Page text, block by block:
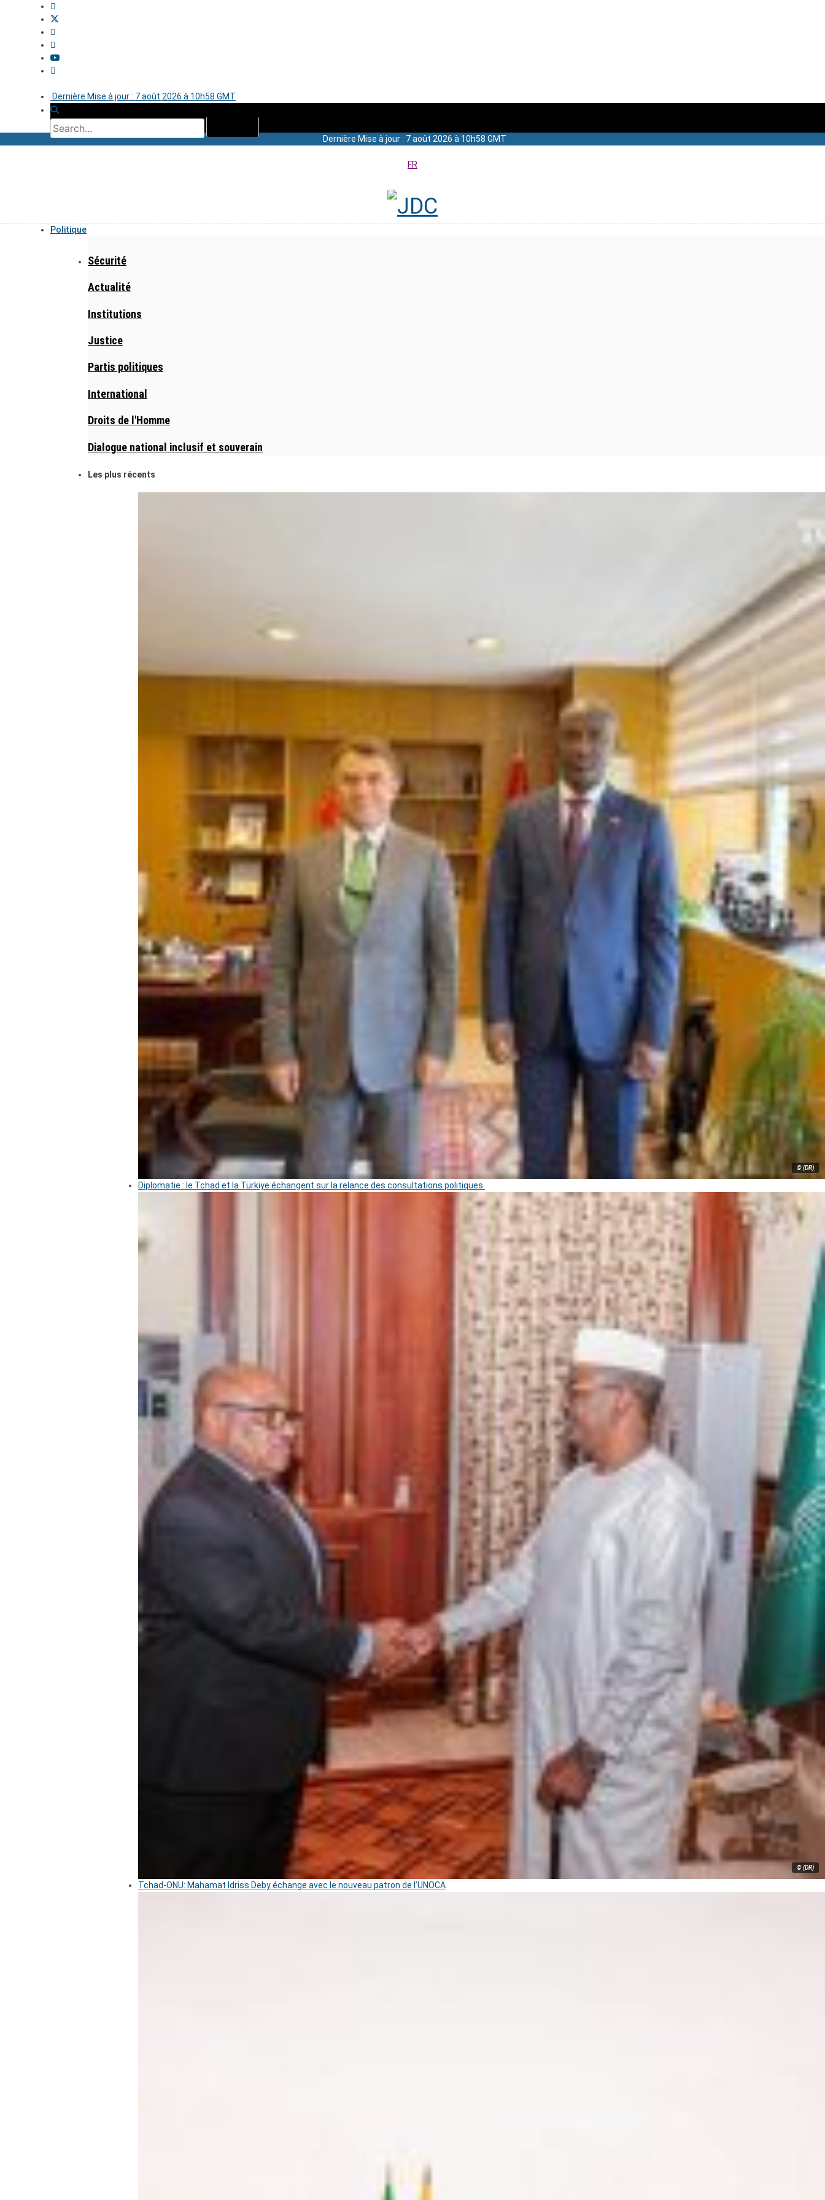
Dernière Mise à jour : 7 août 2026 à 10h58 GMT
Dernière Mise à jour : 7 août 2026 à 10h58 GMT
FR
Politique
Sécurité
Actualité
Institutions
Justice
Partis politiques
International
Droits de l'Homme
Dialogue national inclusif et souverain
Les plus récents
© (DR)
Diplomatie : le Tchad et la Türkiye échangent sur la relance des consultations politiques
© (DR)
Tchad-ONU: Mahamat Idriss Deby échange avec le nouveau patron de l’UNOCA